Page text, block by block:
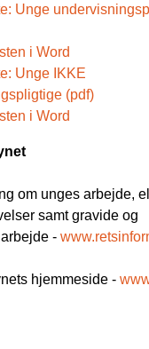
Unge
i Word
Unge IKKE
(pdf)
i Word
om unges arbejde,
samt gravide og
-
hjemmeside -